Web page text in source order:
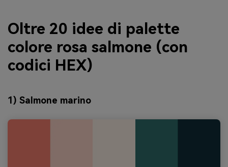
Oltre 20 idee di palette
colore rosa salmone (con
codici HEX)
1) Salmone marino